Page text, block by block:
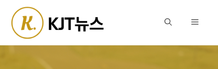
content
Menu